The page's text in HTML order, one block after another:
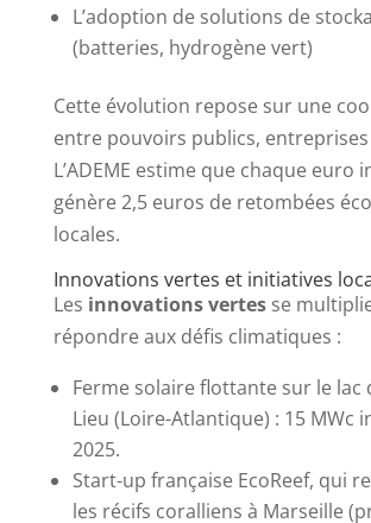
L’adoption de solutions de
(batteries, hydrogène vert)
Cette évolution repose sur une
entre pouvoirs publics,
L’ADEME estime que chaque euro
génère 2,5 euros de retombées
locales.
Innovations vertes et initiatives
Les innovations vertesse
répondre aux défis climatiques :
Ferme solaire flottante sur le lac
Lieu (Loire-Atlantique) : 15 MWc
2025.
Start-up française EcoReef, qui
les récifs coralliens à Marseille